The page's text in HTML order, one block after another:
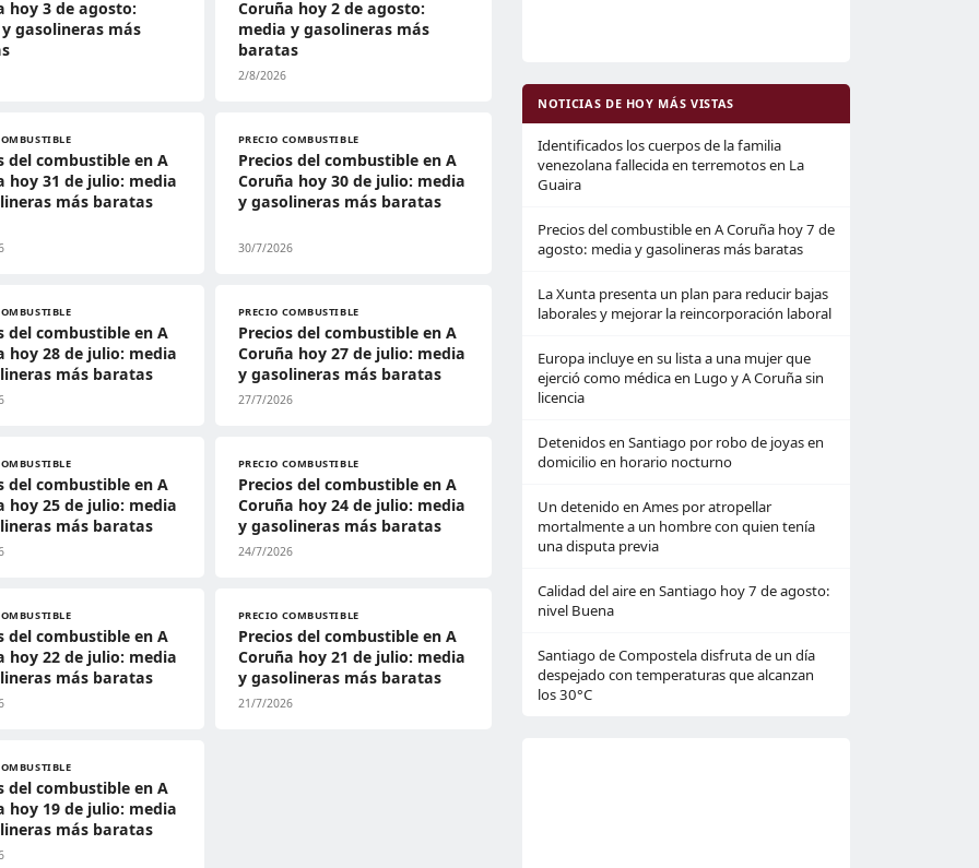
hoy 3 de agosto:
gasolineras más
Coruña hoy 2 de agosto:
media y gasolineras más
baratas
2/8/2026
del combustible en A
hoy 31 de julio: media
más baratas
PRECIO COMBUSTIBLE
Precios del combustible en A
Coruña hoy 30 de julio: media
y gasolineras más baratas
30/7/2026
del combustible en A
hoy 28 de julio: media
más baratas
PRECIO COMBUSTIBLE
Precios del combustible en A
Coruña hoy 27 de julio: media
y gasolineras más baratas
27/7/2026
del combustible en A
hoy 25 de julio: media
más baratas
PRECIO COMBUSTIBLE
Precios del combustible en A
Coruña hoy 24 de julio: media
y gasolineras más baratas
24/7/2026
del combustible en A
hoy 22 de julio: media
más baratas
PRECIO COMBUSTIBLE
Precios del combustible en A
Coruña hoy 21 de julio: media
y gasolineras más baratas
21/7/2026
del combustible en A
hoy 19 de julio: media
más baratas
NOTICIAS DE HOY MÁS VISTAS
Identificados los cuerpos de la familia
venezolana fallecida en terremotos en La
Guaira
Precios del combustible en A Coruña hoy 7 de
agosto: media y gasolineras más baratas
La Xunta presenta un plan para reducir bajas
laborales y mejorar la reincorporación laboral
Europa incluye en su lista a una mujer que
ejerció como médica en Lugo y A Coruña sin
licencia
Detenidos en Santiago por robo de joyas en
domicilio en horario nocturno
Un detenido en Ames por atropellar
mortalmente a un hombre con quien tenía
una disputa previa
Calidad del aire en Santiago hoy 7 de agosto:
nivel Buena
Santiago de Compostela disfruta de un día
despejado con temperaturas que alcanzan
los 30°C